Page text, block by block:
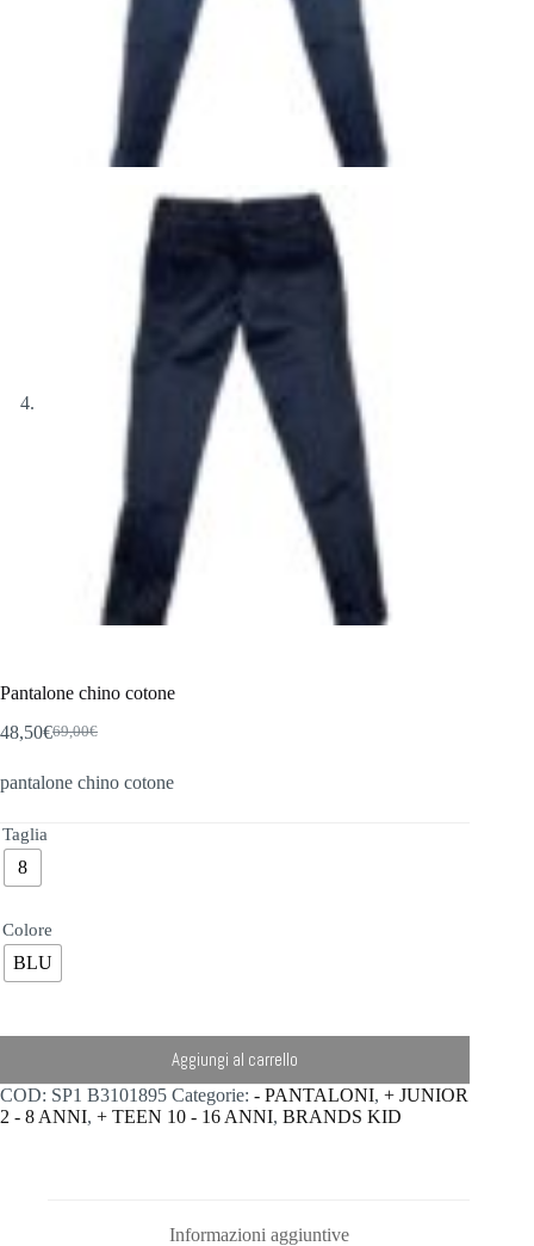
Pantalone chino cotone
69,00€
Il
originale
48,50€Il
attuale
pantalone chino cotone
Taglia
8
Colore
BLU
Aggiungi al carrello
COD: SP1 B3101895 Categorie: - PANTALONI, + JUNIOR
2 - 8 ANNI, + TEEN 10 - 16 ANNI, BRANDS KID
Informazioni aggiuntive